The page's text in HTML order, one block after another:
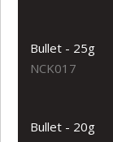
Bullet - 25g
NCK017
Bullet - 20g